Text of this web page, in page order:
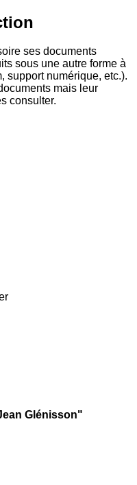
ses documents
sous une autre forme à
support numérique, etc.).
mais leur
consulter.
Glénisson"